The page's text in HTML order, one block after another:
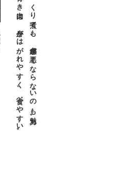
豆腐干はじっくり煮ても、食感が悪くならないのも魅力。
黒酢で煮た骨つき肉は、身がはがれやすく、食べやすい。